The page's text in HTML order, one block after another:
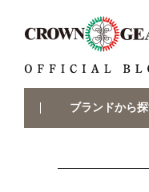
ブランドから